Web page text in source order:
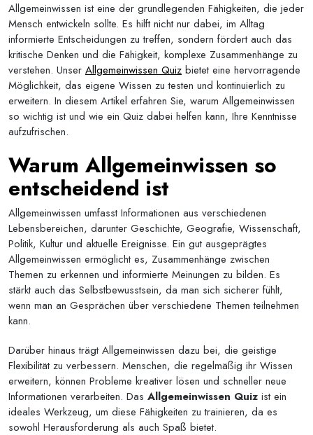
Allgemeinwissen ist eine der grundlegenden Fähigkeiten, die jeder
Mensch entwickeln sollte. Es hilft nicht nur dabei, im Alltag
informierte Entscheidungen zu treffen, sondern fördert auch das
kritische Denken und die Fähigkeit, komplexe Zusammenhänge zu
verstehen. Unser Allgemeinwissen Quiz bietet eine hervorragende
Möglichkeit, das eigene Wissen zu testen und kontinuierlich zu
erweitern. In diesem Artikel erfahren Sie, warum Allgemeinwissen
so wichtig ist und wie ein Quiz dabei helfen kann, Ihre Kenntnisse
aufzufrischen.
Warum Allgemeinwissen so
entscheidend ist
Allgemeinwissen umfasst Informationen aus verschiedenen
Lebensbereichen, darunter Geschichte, Geografie, Wissenschaft,
Politik, Kultur und aktuelle Ereignisse. Ein gut ausgeprägtes
Allgemeinwissen ermöglicht es, Zusammenhänge zwischen
Themen zu erkennen und informierte Meinungen zu bilden. Es
stärkt auch das Selbstbewusstsein, da man sich sicherer fühlt,
wenn man an Gesprächen über verschiedene Themen teilnehmen
kann.
Darüber hinaus trägt Allgemeinwissen dazu bei, die geistige
Flexibilität zu verbessern. Menschen, die regelmäßig ihr Wissen
erweitern, können Probleme kreativer lösen und schneller neue
Informationen verarbeiten. Das Allgemeinwissen Quiz ist ein
ideales Werkzeug, um diese Fähigkeiten zu trainieren, da es
sowohl Herausforderung als auch Spaß bietet.